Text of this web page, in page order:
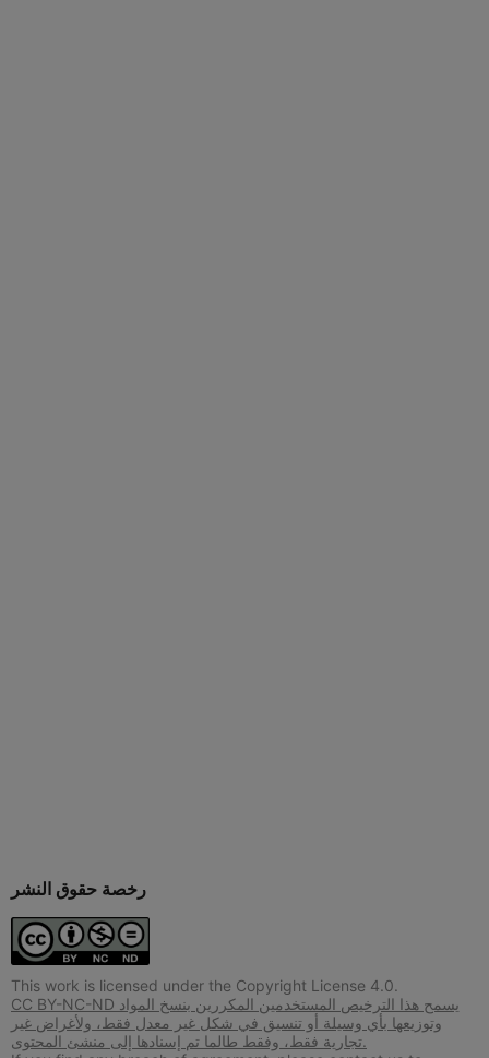
رخصة حقوق النشر
This work is licensed under the Copyright License 4.0.
CC BY-NC-ND يسمح هذا الترخيص المستخدمين المكررين بنسخ المواد
وتوزيعها بأي وسيلة أو تنسيق في شكل غير معدل فقط، ولأغراض غير
تجارية فقط، وفقط طالما تم إسنادها إلى منشئ المحتوى.